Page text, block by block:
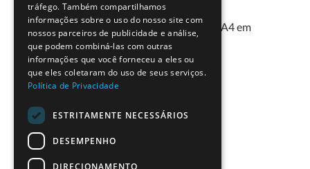
Cartões com
informações sobre o
Sistema Solar e o Espaço
(anexo)
Folha de papel A4 em
branco
Download de Recurso
tráfego. Também compartilhamos
informações sobre o uso do nosso site com
nossos parceiros de publicidade e análise,
que podem combiná-las com outras
informações que você forneceu a eles ou
que eles coletaram do uso de seus serviços.
Política de Privacidade
ESTRITAMENTE NECESSÁRIOS
DESEMPENHO
DIRECIONAMENTO